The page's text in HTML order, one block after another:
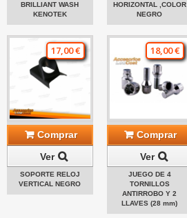
BRILLIANT WASH
KENOTEK
HORIZONTAL ,COLOR
NEGRO
17,00 €
Comprar
Ver
SOPORTE RELOJ
VERTICAL NEGRO
18,00 €
Comprar
Ver
JUEGO DE 4
TORNILLOS
ANTIRROBO Y 2
LLAVES (28 mm)